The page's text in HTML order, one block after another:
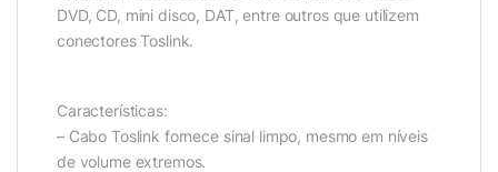
DVD, CD, mini disco, DAT, entre outros que utilizem
conectores Toslink.
Características:
– Cabo Toslink fornece sinal limpo, mesmo em níveis
de volume extremos.